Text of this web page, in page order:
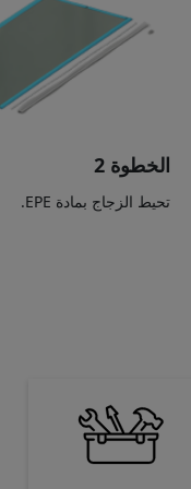
الخطوة 2
تحيط الزجاج بمادة EPE.